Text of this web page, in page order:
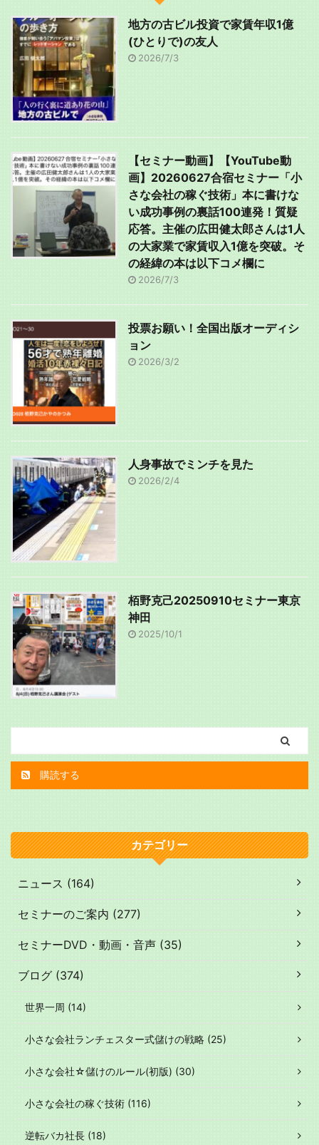
地方の古ビル投資で家賃年収1億
(ひとりで)の友人
2026/7/3
【セミナー動画】【YouTube動
画】20260627合宿セミナー「小
さな会社の稼ぐ技術」本に書けな
い成功事例の裏話100連発！質疑
応答。主催の広田健太郎さんは1人
の大家業で家賃収入1億を突破。そ
の経緯の本は以下コメ欄に
2026/7/3
投票お願い！全国出版オーディシ
ョン
2026/3/2
人身事故でミンチを見た
2026/2/4
栢野克己20250910セミナー東京
神田
2025/10/1
購読する
カテゴリー
ニュース (164)
セミナーのご案内 (277)
セミナーDVD・動画・音声 (35)
ブログ (374)
世界一周 (14)
小さな会社ランチェスター式儲けの戦略 (25)
小さな会社☆儲けのルール(初版) (30)
小さな会社の稼ぐ技術 (116)
逆転バカ社長 (18)